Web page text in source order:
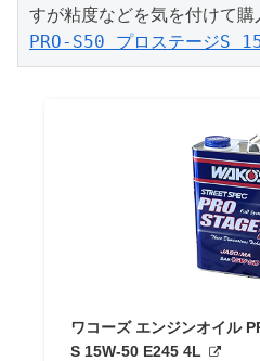
PRO-S50 プロステージS
ワコーズ エンジンオイル
S 15W-50 E245 4L